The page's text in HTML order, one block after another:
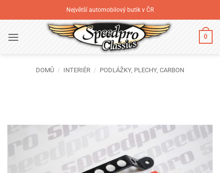
na
Největší automobilový butik v ČR
0
DOMŮ / INTERIÉR / PODLÁŽKY, PLECHY, CARBON